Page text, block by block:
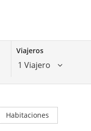
Viajeros
1 Viajero
Habitaciones